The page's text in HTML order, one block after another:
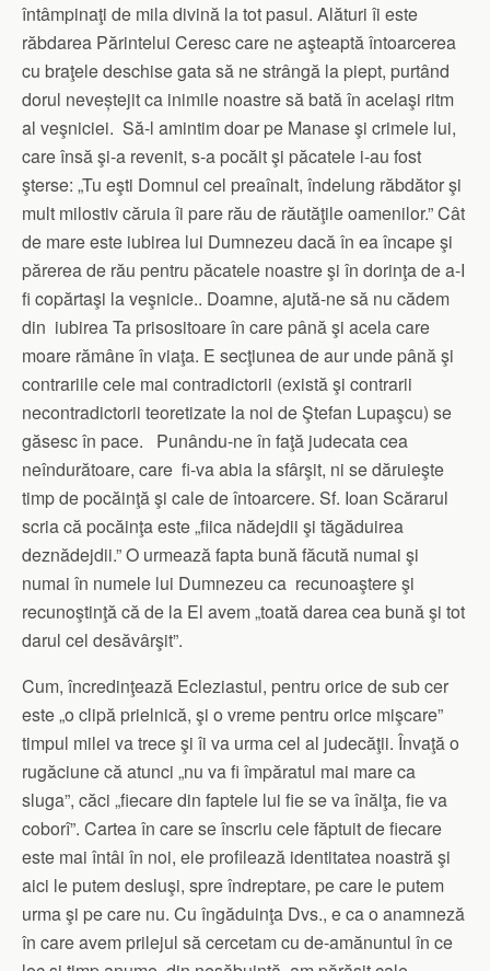
întâmpinaţi de mila divină la tot pasul. Alături îi este
răbdarea Părintelui Ceresc care ne aşteaptă întoarcerea
cu braţele deschise gata să ne strângă la piept, purtând
dorul neveștejit ca inimile noastre să bată în acelaşi ritm
al veşniciei. Să-l amintim doar pe Manase şi crimele lui,
care însă şi-a revenit, s-a pocăit şi păcatele i-au fost
şterse: „Tu eşti Domnul cel preaînalt, îndelung răbdător şi
mult milostiv căruia îi pare rău de răutăţile oamenilor.” Cât
de mare este iubirea lui Dumnezeu dacă în ea încape şi
părerea de rău pentru păcatele noastre şi în dorinţa de a-I
fi copărtaşi la veşnicie.. Doamne, ajută-ne să nu cădem
din iubirea Ta prisositoare în care până şi acela care
moare rămâne în viaţa. E secţiunea de aur unde până şi
contrariile cele mai contradictorii (există şi contrarii
necontradictorii teoretizate la noi de Ştefan Lupaşcu) se
găsesc în pace. Punându-ne în faţă judecata cea
neîndurătoare, care fi-va abia la sfârşit, ni se dăruieşte
timp de pocăinţă şi cale de întoarcere. Sf. Ioan Scărarul
scria că pocăinţa este „fiica nădejdii şi tăgăduirea
deznădejdii.” O urmează fapta bună făcută numai şi
numai în numele lui Dumnezeu ca recunoaştere şi
recunoştinţă că de la El avem „toată darea cea bună şi tot
darul cel desăvârşit”.
Cum, încredinţează Ecleziastul, pentru orice de sub cer
este „o clipă prielnică, şi o vreme pentru orice mişcare”
timpul milei va trece şi îi va urma cel al judecăţii. Învaţă o
rugăciune că atunci „nu va fi împăratul mai mare ca
sluga”, căci „fiecare din faptele lui fie se va înălţa, fie va
coborî”. Cartea în care se înscriu cele făptuit de fiecare
este mai întâi în noi, ele profilează identitatea noastră şi
aici le putem desluşi, spre îndreptare, pe care le putem
urma şi pe care nu. Cu îngăduinţa Dvs., e ca o anamneză
în care avem prilejul să cercetam cu de-amănuntul în ce